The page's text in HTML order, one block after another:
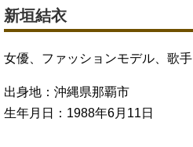
新垣結衣
女優、ファッションモデル、歌手
出身地：沖縄県那覇市
生年月日：1988年6月11日